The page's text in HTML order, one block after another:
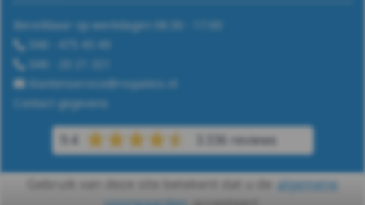
DIN
127B
-
A2
-
Bereikbaar op werkdagen 08:30 - 17:00
046 - 475 45 49
046 - 20 21 321
klantenservice@rvspaleis.nl
Contact gegevens
9.4 3.336 reviews
Gebruik van deze site betekent dat u de algemene